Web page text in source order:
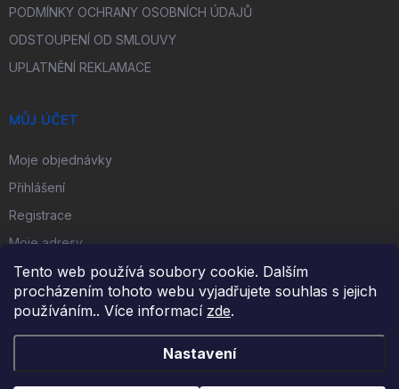
Tento web používá soubory cookie. Dalším
procházením tohoto webu vyjadřujete souhlas s jejich
používáním.. Více informací zde.
Nastavení
PODMÍNKY OCHRANY OSOBNÍCH ÚDAJŮ
ODSTOUPENÍ OD SMLOUVY
UPLATNĚNÍ REKLAMACE
MŮJ ÚČET
Moje objednávky
Přihlášení
Registrace
Moje adresy
FACEBOOK